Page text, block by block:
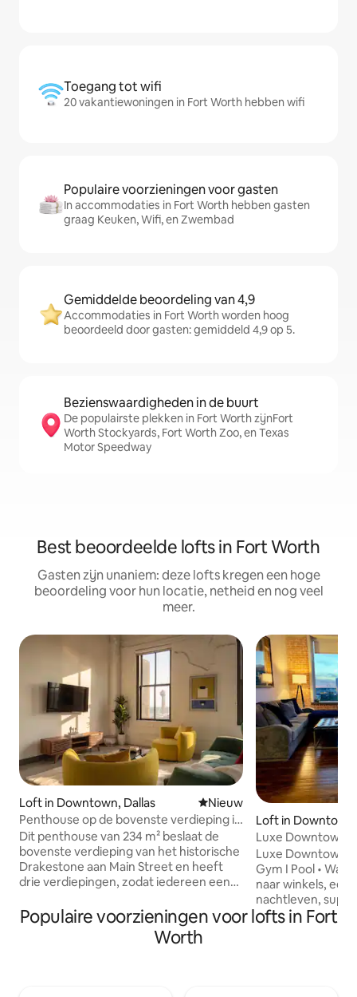
Toegang tot wifi
20 vakantiewoningen in Fort Worth hebben wifi
Populaire voorzieningen voor gasten
In accommodaties in Fort Worth hebben gasten
graag Keuken, Wifi, en Zwembad
Gemiddelde beoordeling van 4,9
Accommodaties in Fort Worth worden hoog
beoordeeld door gasten: gemiddeld 4,9 op 5.
Bezienswaardigheden in de buurt
De populairste plekken in Fort Worth zijnFort
Worth Stockyards, Fort Worth Zoo, en Texas
Motor Speedway
Best beoordeelde lofts in Fort Worth
Gasten zijn unaniem: deze lofts kregen een hoge
beoordeling voor hun locatie, netheid en nog veel
meer.
Loft in Downtown, Dallas Nieuwe accommodatie
Nieuw
Penthouse op de bovenste verdieping in
het centrum | Terras | 2.500 m²
Dit penthouse van 234 m² beslaat de
bovenste verdieping van het historische
Drakestone aan Main Street en heeft
drie verdiepingen, zodat iedereen een
heeft. De drie slaapruimtes zijn volledig
ingericht in loftstijl en open naar hun
verdiepingen, zodat het huis van boven
Loft in
Luxe Downtown
Luxe Downtown
Gym I Pool • Walk Score 93 (beloopbaar
naar winkels,
nachtleven,
Transit Score 86
Populaire voorzieningen voor lofts in Fort
Worth